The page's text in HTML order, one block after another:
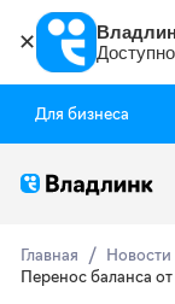
✕
Для бизнеса
Главная
Новости
Перенос баланса